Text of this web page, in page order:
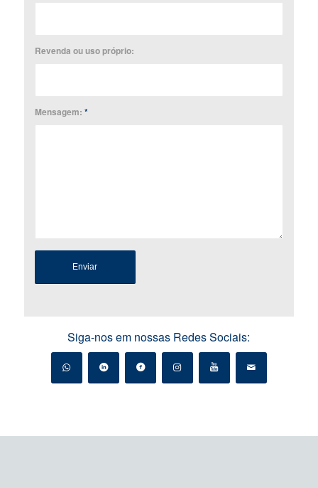
Revenda ou uso próprio:
Mensagem: *
Siga-nos em nossas Redes Sociais: